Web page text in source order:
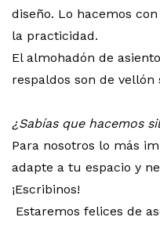
diseño. Lo hacemos
la practicidad.
El almohadón de
respaldos son de vellón
¿Sabías que hacemos
Para nosotros lo más
adapte a tu espacio y
¡Escribinos!
Estaremos felices de